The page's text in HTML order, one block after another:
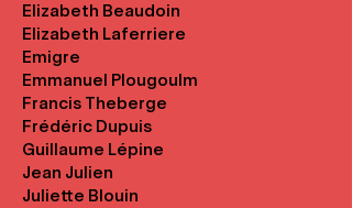
Elizabeth Beaudoin
Elizabeth Laferriere
Emigre
Emmanuel Plougoulm
Francis Theberge
Frédéric Dupuis
Guillaume Lépine
Jean Julien
Juliette Blouin